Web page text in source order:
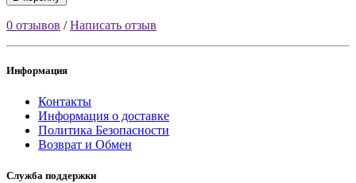
0 отзывов /Написать отзыв
Информация
Контакты
Информация о доставке
Политика Безопасности
Возврат и Обмен
Служба поддержки